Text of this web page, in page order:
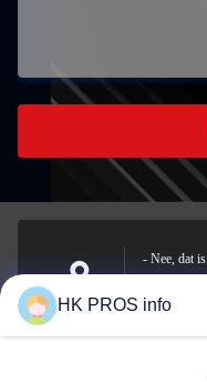
Adres
- Nee, dat
provincie
HK PROS info